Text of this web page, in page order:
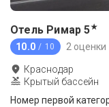
Отель Римар 5★
10.0 / 10 2 оценки
Краснодар
Крытый бассейн
Номер первой